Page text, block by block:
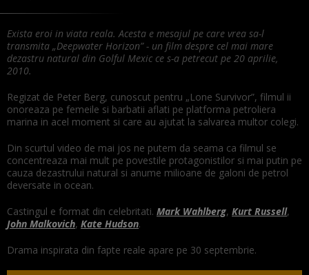
Exista eroi in viata reala. Acesta e mesajul pe care vrea sa-l
transmita „Deepwater Horizon” - un film despre cel mai mare
dezastru natural din Golful Mexic ce s-a petrecut pe 20 aprilie,
2010.
Regizat de Peter Berg, cunoscut pentru „Lone Survivor”, filmul ii
onoreaza pe femeile si barbatii aflati pe platforma petroliera
marina in acel moment si care au ajutat la salvarea multor colegi.
Din scurtul video de mai jos ne putem da seama ca filmul se
concentreaza mai mult pe povestile protagonistilor si mai putin pe
cauza dezastrului natural si anume milioane de galoni de petrol
deversate in ocean.
Castingul e format din celebritati. Mark Wahlberg, Kurt Russell,
John Malkovich, Kate Hudson.
Drama inspirata din fapte reale apare pe 30 septembrie.